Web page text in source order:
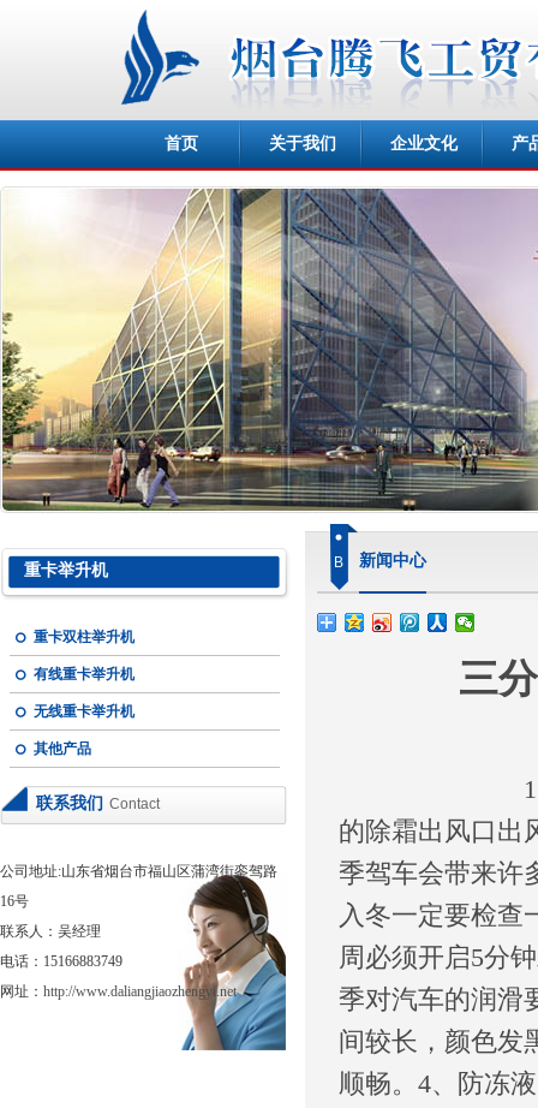
首页 关于我们 企业文化 产
重卡举升机
重卡双柱举升机
有线重卡举升机
无线重卡举升机
其他产品
联系我们 Contact
公司地址:山东省烟台市福山区蒲湾街銮驾路
16号
联系人：吴经理
电话：15166883749
网址： http://www.daliangjiaozhengyi.net
B 新闻中心
三
1、暖风检
的除霜出风口出
季驾车会带来许
入冬一定要检查
周必须开启5分
季对汽车的润滑
间较长，颜色发
顺畅。4、防冻